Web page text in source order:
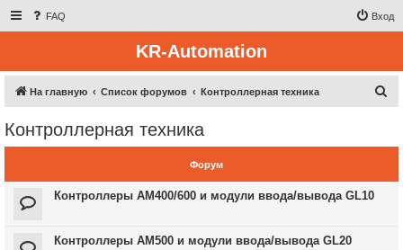
FAQ Вход
KR-Automation
На главную Список форумов Контроллерная техника
Контроллерная техника
Форум
Контроллеры AM400/600 и модули ввода/вывода GL10
Контроллеры AM500 и модули ввода/вывода GL20